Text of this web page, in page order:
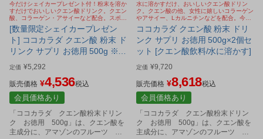
今だけシェイカープレゼント付！粉末を溶か
すだけでおいしいクエン酸ドリンク。クエン
酸、コラーゲン・アサイーなど配合。スポー
ツドリンク、健康飲料に。お徳用タイプ。今
SNSで話題のクエン酸 ババアの粉
[数量限定シェイカープレゼン
ト] ココカラダ クエン酸 粉末 ド
リンク サプリ お徳用 500g ※コ
コカラダシェイカープレゼント
付 [クエン酸飲料/スポーツドリ
ンク]
定価 ¥5,292
販売価格 ¥4,536税込
会員価格あり
「ココカラダ クエン酸粉末ドリン
ク お徳用 500g」は、クエン酸を
主成分に、アマゾンのフルーツ ア
水に溶かすだけ、おいしいクエン酸ドリン
ク。クエン酸の他、女性に嬉しいコラーゲン
やアサイー、Lカルニチンなどを配合。今
SNSで話題のクエン酸 ババアの粉
ココカラダ クエン酸 粉末 ドリ
ンク サプリ お徳用 500g×2個セ
ット [クエン酸飲料/水に溶かす]
定価 ¥9,720
販売価格 ¥8,618税込
会員価格あり
「ココカラダ クエン酸粉末ドリン
ク お徳用 500g」は、クエン酸を
主成分に、アマゾンのフルーツ ア